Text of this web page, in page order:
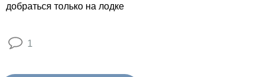
добраться только на лодке
1